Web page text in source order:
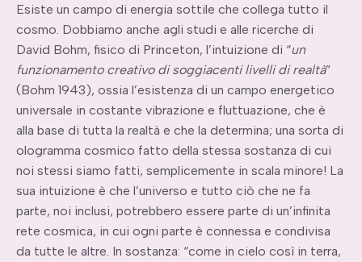
Esiste un campo di energia sottile che collega tutto il
cosmo. Dobbiamo anche agli studi e alle ricerche di
David Bohm, fisico di Princeton, l’intuizione di “un
funzionamento creativo di soggiacenti livelli di realtà”
(Bohm 1943), ossia l’esistenza di un campo energetico
universale in costante vibrazione e fluttuazione, che è
alla base di tutta la realtà e che la determina; una sorta di
ologramma cosmico fatto della stessa sostanza di cui
noi stessi siamo fatti, semplicemente in scala minore! La
sua intuizione è che l’universo e tutto ciò che ne fa
parte, noi inclusi, potrebbero essere parte di un’infinita
rete cosmica, in cui ogni parte è connessa e condivisa
da tutte le altre. In sostanza: “come in cielo così in terra,